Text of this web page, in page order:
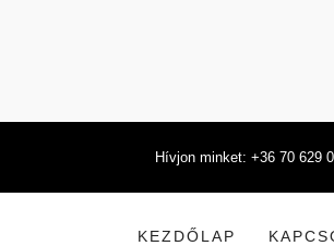
Hívjon minket: +36 70 629
KEZDŐLAP